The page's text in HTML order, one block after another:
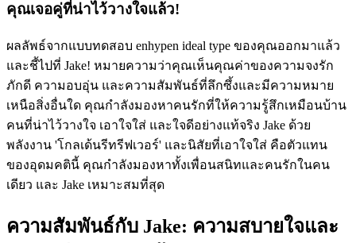
คุณเจอคู่ที่น่าไว้วางใจแล้ว!
ผลลัพธ์จากแบบทดสอบ enhypen ideal type ของคุณออกมาแล้ว
และชี้ไปที่ Jake! หมายความว่าคุณเห็นคุณค่าของความจงรัก
ภักดี ความอบอุ่น และความสัมพันธ์ที่ลึกซึ้งและมีความหมาย
เหนือสิ่งอื่นใด คุณกำลังมองหาคนรักที่ให้ความรู้สึกเหมือนบ้าน
คนที่น่าไว้วางใจ เอาใจใส่ และใจดีอย่างแท้จริง Jake ด้วย
พลังงาน 'โกลเด้นรีทรีฟเวอร์' และนิสัยที่เอาใจใส่ คือตัวแทน
ของอุดมคตินี้ คุณกำลังมองหาทั้งเพื่อนสนิทและคนรักในคน
เดียว และ Jake เหมาะสมที่สุด
ความสัมพันธ์กับ Jake: ความสบายใจและ